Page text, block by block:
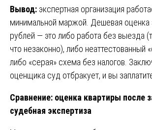
Вывод: экспертная организация
минимальной маржой. Дешевая оценка
рублей — это либо работа без выезда
что незаконно), либо неаттестованный
либо «серая» схема без налогов.
оценщика суд отбракует, и вы
Сравнение: оценка квартиры после
судебная экспертиза